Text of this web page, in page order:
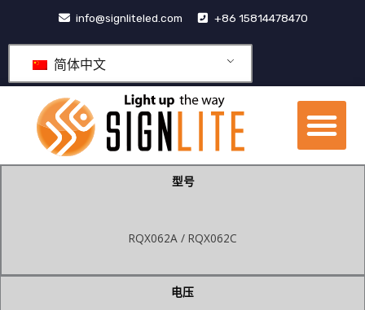
内
info@signliteled.com +86 15814478470
简体中文
菜
单
型号
RQX062A / RQX062C
电压